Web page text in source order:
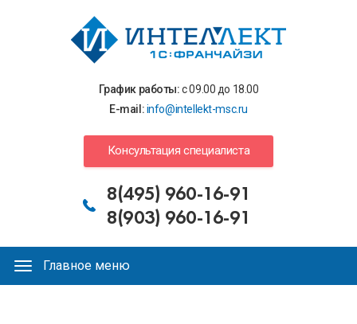
График работы:с 09.00 до 18.00
E-mail:info@intellekt-msc.ru
Консультация специалиста
8(495) 960-16-91
8(903) 960-16-91
Главное
меню
Главное меню